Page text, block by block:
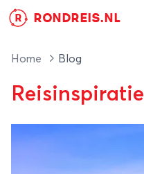
R RONDREIS.NL
Home Blog
Reisinspiratie